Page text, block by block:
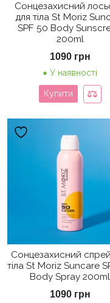
Сонцезахисний
для тіла St Moriz
SPF 50 Body
200ml
1090 грн
У наявності
Купити
Сонцезахисний
тіла St Moriz Suncare
Body Spray 200ml
1090 грн